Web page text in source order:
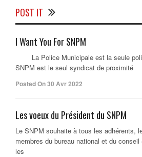
POST IT
I Want You For SNPM
La Police Municipale est la seule
SNPM est le seul syndicat de proximité
Posted On 30 Avr 2022
Les voeux du Président du SNPM
Le SNPM souhaite à tous les adhérents,
membres du bureau national et du
les